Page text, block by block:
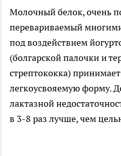
Молочный белок, очень
перевариваемый
под воздействием
(болгарской палочки и
стрептококка)
легкоусвояемую форму.
лактазной
в 3-8 раз лучше, чем